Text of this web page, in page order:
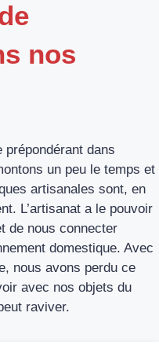
nos
prépondérant dans
un peu le temps et
artisanales sont, en
L’artisanat a le pouvoir
de nous connecter
domestique. Avec
nous avons perdu ce
avec nos objets du
raviver.